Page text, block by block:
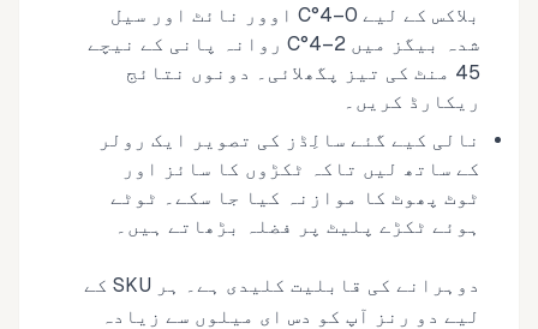
بلاکس کے لیے 0–4°C اوور نائٹ اور سیل
شدہ بیگز میں 2–4°C روانہ پانی کے نیچے
45 منٹ کی تیز پگھلائی۔ دونوں نتائج
ریکارڈ کریں۔
نالی کیے گئے سالِڈز کی تصویر ایک رولر
کے ساتھ لیں تاکہ ٹکڑوں کا سائز اور
ٹوٹ پھوٹ کا موازنہ کیا جا سکے۔ ٹوٹے
ہوئے ٹکڑے پلیٹ پر فضلہ بڑھاتے ہیں۔
دوہرانے کی قابلیت کلیدی ہے۔ ہر SKU کے
لیے دو رنز آپ کو دس ای میلوں سے زیادہ